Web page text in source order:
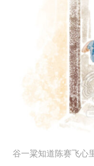
谷一粱知道陈赛飞心